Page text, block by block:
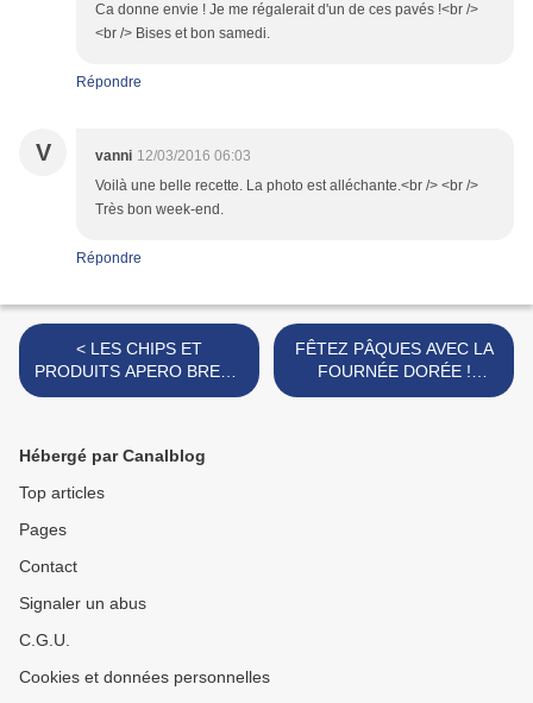
Ca donne envie ! Je me régalerait d'un de ces pavés !<br />
<br /> Bises et bon samedi.
Répondre
V vanni 12/03/2016 06:03
Voilà une belle recette. La photo est alléchante.<br /> <br />
Très bon week-end.
Répondre
< LES CHIPS ET
PRODUITS APERO BRET'S
[#BRETAGNE #APERITIF
FÊTEZ PÂQUES AVEC LA
FOURNÉE DORÉE !
[#PÂQUES #EASTER
Hébergé par Canalblog
Top articles
Pages
Contact
Signaler un abus
C.G.U.
Cookies et données personnelles